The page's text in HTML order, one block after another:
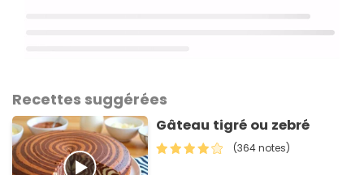
Recettes suggérées
Gâteau tigré ou zebré
(364 notes)